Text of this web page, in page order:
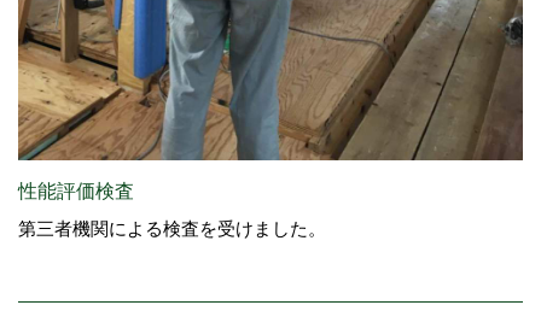
性能評価検査
第三者機関による検査を受けました。